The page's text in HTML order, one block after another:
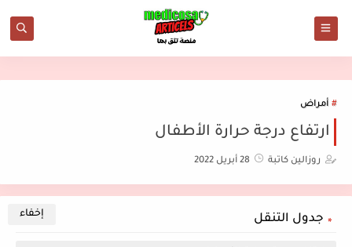
أمراض
ارتفاع درجة حرارة الأطفال
روزالين كاتبة 28 أبريل 2022
جدول التنقل